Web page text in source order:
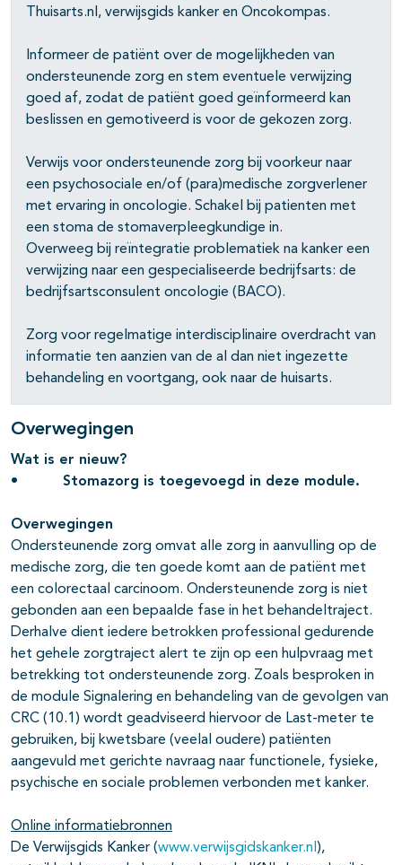
open- en dichtklappen
Thuisarts.nl, verwijsgids kanker en Oncokompas.
Informeer de patiënt over de mogelijkheden van
ondersteunende zorg en stem eventuele verwijzing
goed af, zodat de patiënt goed geïnformeerd kan
beslissen en gemotiveerd is voor de gekozen zorg.
Verwijs voor ondersteunende zorg bij voorkeur naar
een psychosociale en/of (para)medische zorgverlener
met ervaring in oncologie. Schakel bij patienten met
een stoma de stomaverpleegkundige in.
Overweeg bij reïntegratie problematiek na kanker een
verwijzing naar een gespecialiseerde bedrijfsarts: de
bedrijfsartsconsulent oncologie (BACO).
Zorg voor regelmatige interdisciplinaire overdracht van
informatie ten aanzien van de al dan niet ingezette
behandeling en voortgang, ook naar de huisarts.
Overwegingen
Wat is er nieuw?
• Stomazorg is toegevoegd in deze module.
Overwegingen
Ondersteunende zorg omvat alle zorg in aanvulling op de
medische zorg, die ten goede komt aan de patiënt met
een colorectaal carcinoom. Ondersteunende zorg is niet
gebonden aan een bepaalde fase in het behandeltraject.
Derhalve dient iedere betrokken professional gedurende
het gehele zorgtraject alert te zijn op een hulpvraag met
betrekking tot ondersteunende zorg. Zoals besproken in
de module Signalering en behandeling van de gevolgen van
CRC (10.1) wordt geadviseerd hiervoor de Last-meter te
gebruiken, bij kwetsbare (veelal oudere) patiënten
aangevuld met gerichte navraag naar functionele, fysieke,
psychische en sociale problemen verbonden met kanker.
Online informatiebronnen
De Verwijsgids Kanker (www.verwijsgidskanker.nl ),